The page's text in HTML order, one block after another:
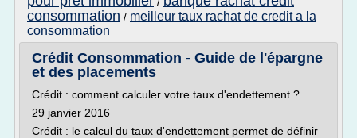
consommation / meilleur taux rachat de credit a la
consommation
Crédit Consommation - Guide de l'épargne
et des placements
Crédit : comment calculer votre taux d'endettement ?
29 janvier 2016
Crédit : le calcul du taux d'endettement permet de définir